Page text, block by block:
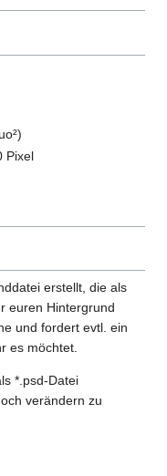
Pixel
erstellt, die als
euren Hintergrund
und fordert evtl. ein
es möchtet.
*.psd-Datei
verändern zu